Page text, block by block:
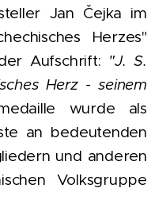
Jan Čejka im
Herzes"
Aufschrift: "J. S.
Herz - seinem
wurde als
an bedeutenden
und anderen
Volksgruppe